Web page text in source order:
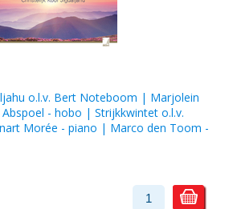
o.l.v. Bert Noteboom | Marjolein
- hobo | Strijkkwintet o.l.v.
Morée - piano | Marco den Toom -